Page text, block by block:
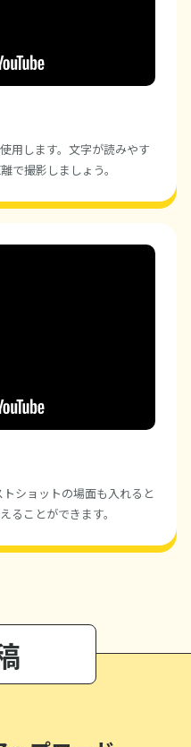
用します。文字が読みやす
で撮影しましょう。
ショットの場面も入れると
ることができます。